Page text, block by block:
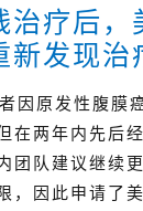
治疗后，
新发现治
因原发性腹膜
在两年内先后
团队建议继续
，因此申请了